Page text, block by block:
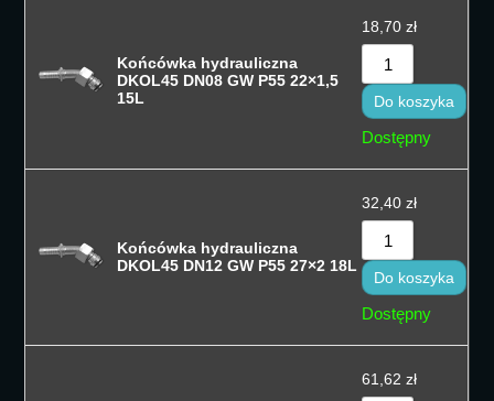
Końcówka hydrauliczna
DKOL45 DN08 GW P55 22×1,5
15L
18,70 zł
Do koszyka
Dostępny
Końcówka hydrauliczna
DKOL45 DN12 GW P55 27×2 18L
32,40 zł
Do koszyka
Dostępny
61,62 zł